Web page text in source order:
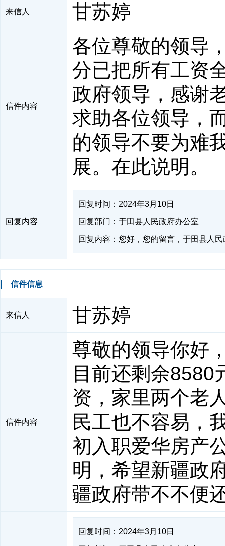
来信人 甘苏婷
信件内容
各位尊敬的领导
分已把所有工资
政府领导，感谢
求助各位领导，
的领导不要为难
展。在此说明。
回复内容
回复时间：2024年3月10日
回复部门：于田县人民政府办公室
回复内容：您好，您的留言，于田县人
信件信息
来信人 甘苏婷
信件内容
尊敬的领导你好
目前还剩余8580
资，家里两个老
民工也不容易，
初入职爱华房产
明，希望新疆政
疆政府带不不便
回复时间：2024年3月10日